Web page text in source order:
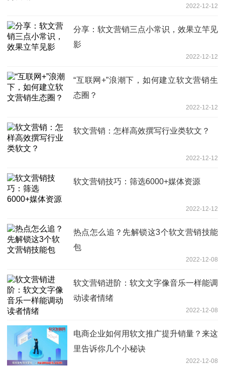
2022-12-12
分享：软文营销三点小常识，效果立竿见
影
2022-12-12
“互联网+”浪潮下，如何建立软文营销生
态圈？
2022-12-12
软文营销：怎样高效撰写行业类软文？
2022-12-12
软文营销技巧：筛选6000+媒体资源
2022-12-12
热点怎么追？先解锁这3个软文营销技能
包
2022-12-08
软文营销进阶：软文文字像音乐一样能调
动读者情绪
2022-12-08
电商企业如何用软文推广提升销量？来这
里告诉你几个小秘诀
2022-12-08